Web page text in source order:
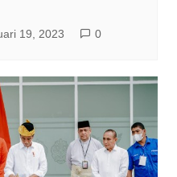
19, 2023 0